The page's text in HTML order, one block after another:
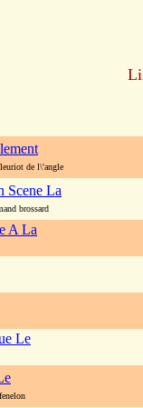
de l\'angle
Scene La
brossard
A La
Le